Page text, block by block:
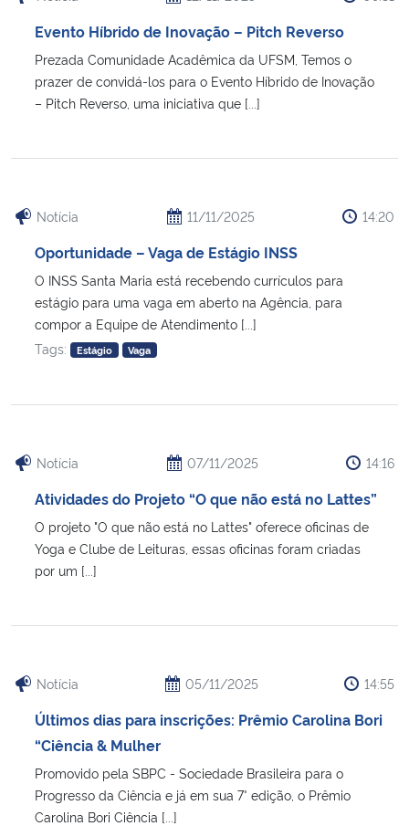
Evento Híbrido de Inovação – Pitch Reverso
Prezada Comunidade Acadêmica da UFSM, Temos o
prazer de convidá-los para o Evento Híbrido de Inovação
– Pitch Reverso, uma iniciativa que [...]
Notícia 11/11/2025 14:20
Oportunidade – Vaga de Estágio INSS
O INSS Santa Maria está recebendo currículos para
estágio para uma vaga em aberto na Agência, para
compor a Equipe de Atendimento [...]
Tags:
Estágio Vaga
Notícia 07/11/2025 14:16
Atividades do Projeto “O que não está no Lattes”
O projeto "O que não está no Lattes" oferece oficinas de
Yoga e Clube de Leituras, essas oficinas foram criadas
por um [...]
Notícia 05/11/2025 14:55
Últimos dias para inscrições: Prêmio Carolina Bori
“Ciência & Mulher
Promovido pela SBPC - Sociedade Brasileira para o
Progresso da Ciência e já em sua 7° edição, o Prêmio
Carolina Bori Ciência [...]